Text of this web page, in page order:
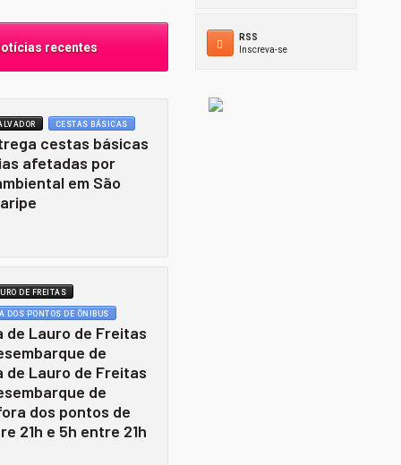
recentes
CESTAS BÁSICAS
cestas básicas
afetadas por
em São
DE FREITAS
DOS PONTOS DE ÔNIBUS
Lauro de Freitas
de
Lauro de Freitas
de
dos pontos de
21h e 5h entre 21h
RSS
Inscreva-se